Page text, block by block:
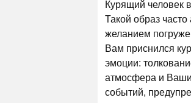
Курящий человек
Такой образ
желанием
Вам приснился
эмоции:
атмосфера и Ваши
событий,